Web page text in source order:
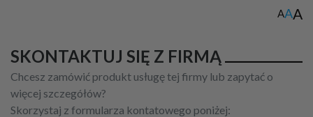
AAA
SKONTAKTUJ SIĘ Z FIRMĄ
Chcesz zamówić produkt usługę tej firmy lub zapytać o
więcej szczegółów?
Skorzystaj z formularza kontatowego poniżej: